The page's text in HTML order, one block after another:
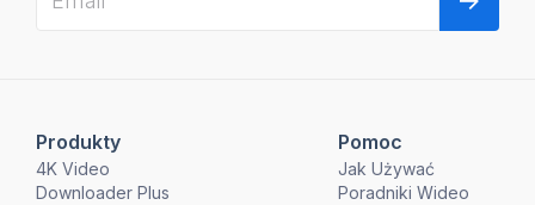
Produkty
4K Video
Downloader Plus
Pomoc
Jak Używać
Poradniki Wideo